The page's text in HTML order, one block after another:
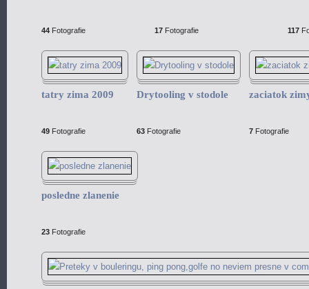
44 Fotografie 17 Fotografie 117
tatry zima 2009
49 Fotografie
Drytooling v stodole
63 Fotografie
zaciatok
7 Fotografie
posledne zlanenie
23 Fotografie